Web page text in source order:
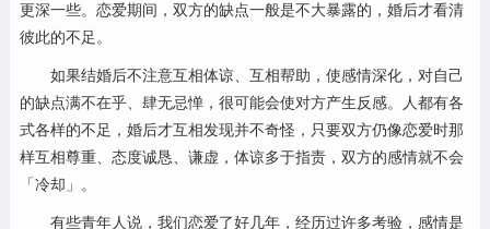
更深一些。恋爱期间，双方的缺点一般是不大暴露的，婚后才看清
彼此的不足。
如果结婚后不注意互相体谅、互相帮助，使感情深化，对自己
的缺点满不在乎、肆无忌惮，很可能会使对方产生反感。人都有各
式各样的不足，婚后才互相发现并不奇怪，只要双方仍像恋爱时那
样互相尊重、态度诚恳、谦虚，体谅多于指责，双方的感情就不会
「冷却」。
有些青年人说，我们恋爱了好几年，经历过许多考验，感情是